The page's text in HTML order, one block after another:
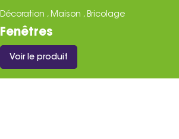
Décoration , Maison , Bricolage
Fenêtres
Voir le produit